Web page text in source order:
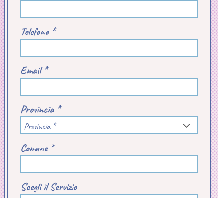
Telefono *
Email *
Provincia *
Provincia *
Comune *
Scegli il Servizio